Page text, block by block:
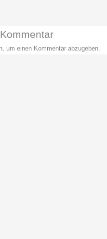
um einen Kommentar abzugeben.